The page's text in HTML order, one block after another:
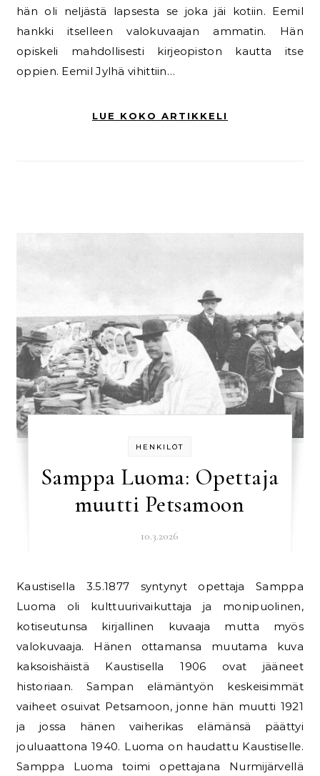
hän oli neljästä lapsesta se joka jäi kotiin. Eemil
hankki itselleen valokuvaajan ammatin. Hän
opiskeli mahdollisesti kirjeopiston kautta itse
oppien. Eemil Jylhä vihittiin…
LUE KOKO ARTIKKELI
HENKILÖT
Samppa Luoma: Opettaja
muutti Petsamoon
10.3.2026
Kaustisella 3.5.1877 syntynyt opettaja Samppa
Luoma oli kulttuurivaikuttaja ja monipuolinen,
kotiseutunsa kirjallinen kuvaaja mutta myös
valokuvaaja. Hänen ottamansa muutama kuva
kaksoishäistä Kaustisella 1906 ovat jääneet
historiaan. Sampan elämäntyön keskeisimmät
vaiheet osuivat Petsamoon, jonne hän muutti 1921
ja jossa hänen vaiherikas elämänsä päättyi
jouluaattona 1940. Luoma on haudattu Kaustiselle.
Samppa Luoma toimi opettajana Nurmijärvellä